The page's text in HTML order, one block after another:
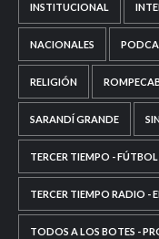
INSTITUCIONAL
NACIONALES
RELIGIÓN
SARANDÍ GRANDE
TERCER TIEMPO - FÚTBOL
TERCER TIEMPO RADIO -
TODOS A LOS BOTES -